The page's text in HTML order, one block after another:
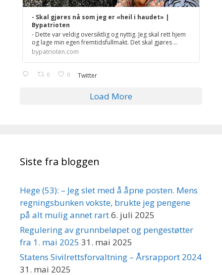
- Skal gjøres nå som jeg er «heil i haudet» |
Bypatrioten
- Dette var veldig oversiktlig og nyttig. Jeg skal rett hjem
og lage min egen fremtidsfullmakt. Det skal gjøres ...
bypatrioten.com
0 0 Twitter
Load More
Siste fra bloggen
Hege (53): – Jeg slet med å åpne posten. Mens
regningsbunken vokste, brukte jeg pengene
på alt mulig annet rart6. juli 2025
Regulering av grunnbeløpet og pengestøtter
fra 1. mai 2025 31. mai 2025
Statens Sivilrettsforvaltning – Årsrapport 2024
31. mai 2025